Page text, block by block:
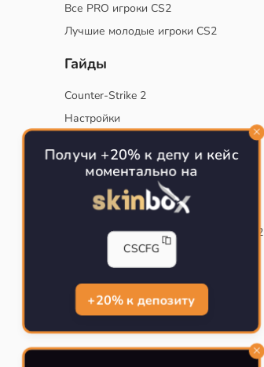
Все PRO игроки CS2
Лучшие молодые игроки CS2
Гайды
Counter-Strike 2
Настройки
Тактики
Конфиг для тренировок в CS
Как сохранить свой конфиг CS
Инста смоки на карте de_mirage в CS2
Рабочий бинд на Jumpthrow
Получи +20% к депу и кейс
моментально на
CSCFG
+20% к депозиту